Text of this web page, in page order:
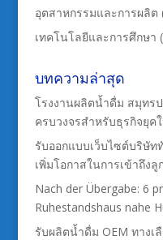
อุตสาหกรรมและการผลิต
เทคโนโลยีและการศึกษา
บทความล่าสุด
โรงงานผลิตน้ำดื่ม สมุทร
ครบวงจรสำหรับธุรกิจยุค
รับออกแบบเว็บไซต์บริษัท
เพิ่มโอกาสในการเข้าถึงลู
Nach der Übergabe: 6
Ruhestandshaus nahe
รับผลิตน้ำดื่ม OEM ทางเ